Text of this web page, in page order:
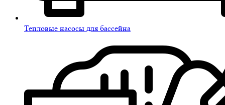
Тепловые насосы для бассейна